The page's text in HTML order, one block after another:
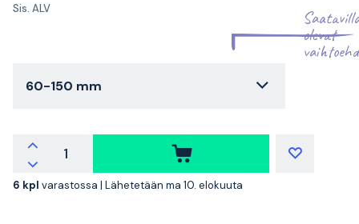
Sis. ALV
olevat
60-150 mm
6 kpl varastossa | Lähetetään ma 10. elokuuta